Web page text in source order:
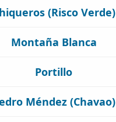
(Risco Verde)
Montaña Blanca
Portillo
Méndez (Chavao)